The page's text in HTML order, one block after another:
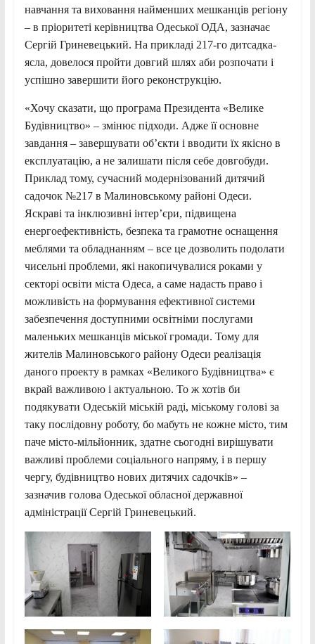
навчання та виховання найменших мешканців регіону
– в пріоритеті керівництва Одеської ОДА, зазначає
Сергій Гриневецький. На прикладі 217-го дитсадка-
ясла, довелося пройти довгий шлях аби розпочати і
успішно завершити його реконструкцію.
«Хочу сказати, що програма Президента «Велике
Будівництво» – змінює підходи. Адже її основне
завдання – завершувати об’єкти і вводити їх якісно в
експлуатацію, а не залишати після себе довгобуди.
Приклад тому, сучасний модернізований дитячий
садочок №217 в Малиновському районі Одеси.
Яскраві та інклюзивні інтер’єри, підвищена
енергоефективність, безпека та грамотне оснащення
меблями та обладнанням – все це дозволить подолати
чисельні проблеми, які накопичувалися роками у
секторі освіти міста Одеса, а саме надасть право і
можливість на формування ефективної системи
забезпечення доступними освітніми послугами
маленьких мешканців міської громади. Тому для
жителів Малиновського району Одеси реалізація
даного проекту в рамках «Великого Будівництва» є
вкрай важливою і актуальною. То ж хотів би
подякувати Одеській міській раді, міському голові за
таку послідовну роботу, бо мабуть не кожне місто, тим
паче місто-мільйонник, здатне сьогодні вирішувати
важливі проблеми соціального напряму, і в першу
чергу, будівництво нових дитячих садочків» –
зазначив голова Одеської обласної державної
адміністрації Сергій Гриневецький.